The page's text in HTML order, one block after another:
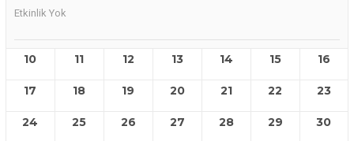
Etkinlik Yok
10 11 12 13 14 15 16
17 18 19 20 21 22 23
24 25 26 27 28 29 30